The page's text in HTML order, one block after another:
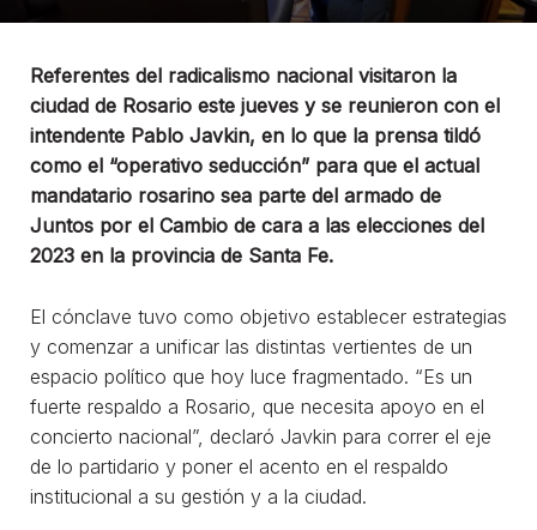
Referentes del radicalismo nacional visitaron la
ciudad de Rosario este jueves y se reunieron con el
intendente Pablo Javkin, en lo que la prensa tildó
como el “operativo seducción” para que el actual
mandatario rosarino sea parte del armado de
Juntos por el Cambio de cara a las elecciones del
2023 en la provincia de Santa Fe.
El cónclave tuvo como objetivo establecer estrategias
y comenzar a unificar las distintas vertientes de un
espacio político que hoy luce fragmentado. “Es un
fuerte respaldo a Rosario, que necesita apoyo en el
concierto nacional”, declaró Javkin para correr el eje
de lo partidario y poner el acento en el respaldo
institucional a su gestión y a la ciudad.